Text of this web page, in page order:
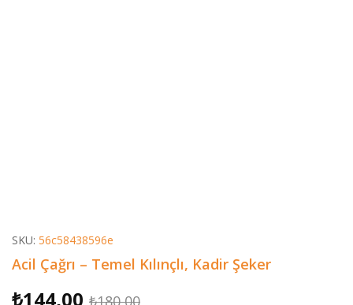
SKU: 56c58438596e
Acil Çağrı – Temel Kılınçlı, Kadir Şeker
₺180,00Orijinal
₺144,00
Şu